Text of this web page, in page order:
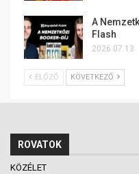
A
Flash
2026.07.13.
ELŐZŐ KÖVETKEZŐ
ROVATOK
KÖZÉLET